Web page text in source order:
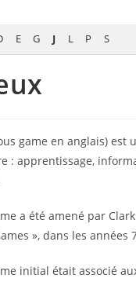
E G J L P S
game en anglais) est
: apprentissage,
a été amené par
», dans les années
initial était associé